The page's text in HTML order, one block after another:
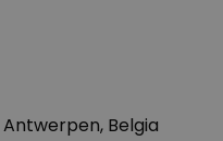
Belgia